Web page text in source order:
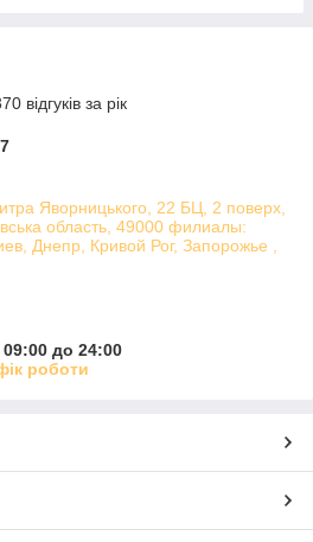
відгуків за рік
Яворницького, 22 БЦ, 2 поверх,
область, 49000 филиалы:
Днепр, Кривой Рог, Запорожье ,
до 24:00
роботи